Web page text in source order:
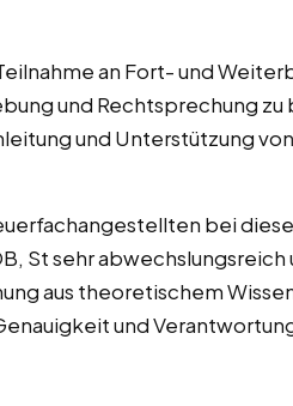
an Fort- und
und Rechtsprechung zu
und Unterstützung von
bei
St sehr abwechslungsreich
aus theoretischem
und